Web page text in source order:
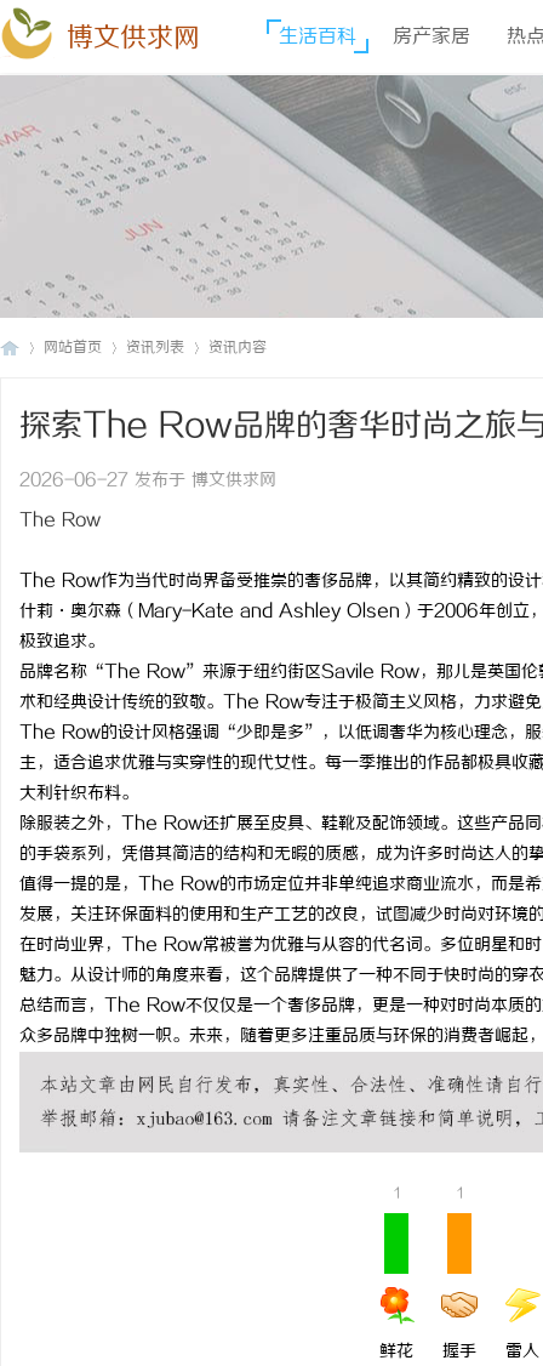
博文供求网 生活百科 房产家居 热
网站首页 资讯列表 资讯内容
探索The Row品牌的奢华时尚之旅
2026-06-27 发布于 博文供求网
The Row
The Row作为当代时尚界备受推崇的奢侈品牌，以其简约精致的设
什莉·奥尔森（Mary-Kate and Ashley Olsen）于2006年创立，
极致追求。
品牌名称“The Row”来源于纽约街区Savile Row，那儿是英国伦
术和经典设计传统的致敬。The Row专注于极简主义风格，力求避
The Row的设计风格强调“少即是多”，以低调奢华为核心理念，
主，适合追求优雅与实穿性的现代女性。每一季推出的作品都极具
大利针织布料。
除服装之外，The Row还扩展至皮具、鞋靴及配饰领域。这些产品
的手袋系列，凭借其简洁的结构和无暇的质感，成为许多时尚达人的
值得一提的是，The Row的市场定位并非单纯追求商业流水，而是
发展，关注环保面料的使用和生产工艺的改良，试图减少时尚对环境
在时尚业界，The Row常被誉为优雅与从容的代名词。多位明星和
魅力。从设计师的角度来看，这个品牌提供了一种不同于快时尚的穿
总结而言，The Row不仅仅是一个奢侈品牌，更是一种对时尚本质
众多品牌中独树一帜。未来，随着更多注重品质与环保的消费者崛
1
鲜花
1
握手 雷人
武汉配眼镜 上海配眼镜